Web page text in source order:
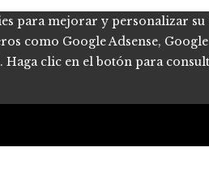
para mejorar y personalizar
como Google Adsense,
clic en el botón para